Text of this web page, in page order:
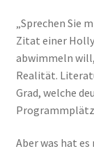
„Sprechen Sie
Zitat einer
abwimmeln
Realität.
Grad, welche
Aber was hat